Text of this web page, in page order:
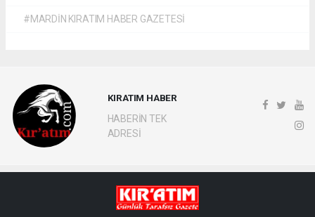
#MARDİN KIRATIM HABER GAZETESİ
KIRATIM HABER
HABERİN TEK
ADRESİ